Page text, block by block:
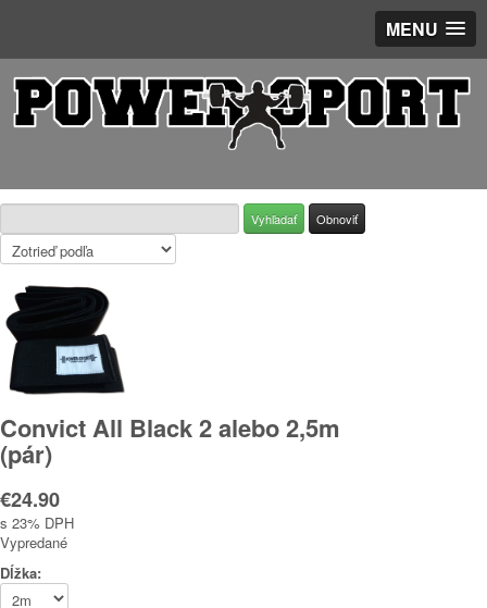
MENU
Convict All Black 2 alebo 2,5m
(pár)
€24.90
s 23% DPH
Vypredané
Dĺžka: